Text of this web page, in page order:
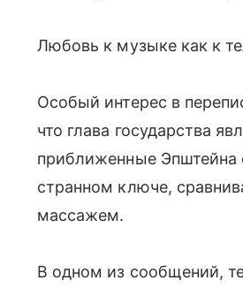
Любовь к музыке как к
Особый интерес в
что глава государства
приближенные Эпштейна
странном ключе,
массажем.
В одном из сообщений,